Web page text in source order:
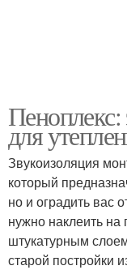
для
Звукоизоляция
который
но и оградить вас
нужно наклеить на
штукатурным
старой постройки